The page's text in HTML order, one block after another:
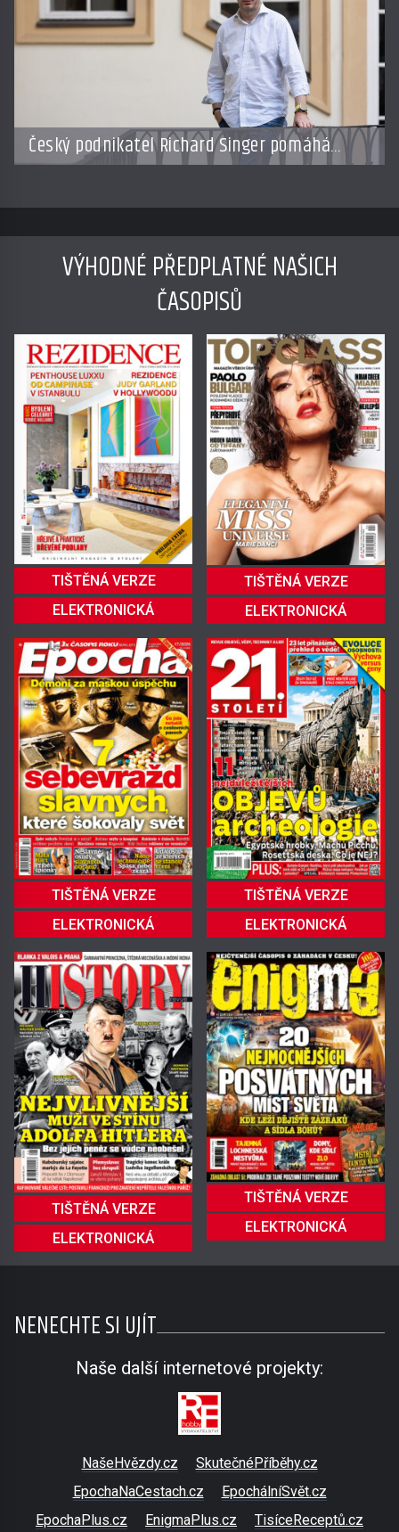
Český podnikatel Richard Singer pomáhá
přenést bhútánský koncept hrubého
VÝHODNÉ PŘEDPLATNÉ NAŠICH
ČASOPISŮ
TIŠTĚNÁ VERZE
ELEKTRONICKÁ
TIŠTĚNÁ VERZE
ELEKTRONICKÁ
TIŠTĚNÁ VERZE
ELEKTRONICKÁ
TIŠTĚNÁ VERZE
ELEKTRONICKÁ
TIŠTĚNÁ VERZE
ELEKTRONICKÁ
TIŠTĚNÁ VERZE
ELEKTRONICKÁ
NENECHTE SI UJÍT
Naše další internetové projekty:
NašeHvězdy.cz
SkutečnéPříběhy.cz
EpochaNaCestach.cz
EpochálníSvět.cz
EpochaPlus.cz
EnigmaPlus.cz TisíceReceptů.cz